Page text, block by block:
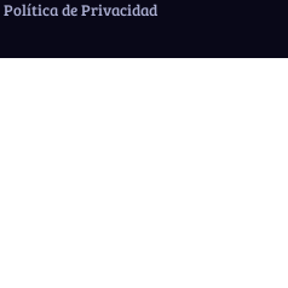
Política de Privacidad